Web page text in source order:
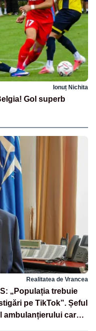
Ionuț Nichita
Gol superb
Realitatea de Vrancea
„Populația trebuie
pe TikTok”. Șeful
care a